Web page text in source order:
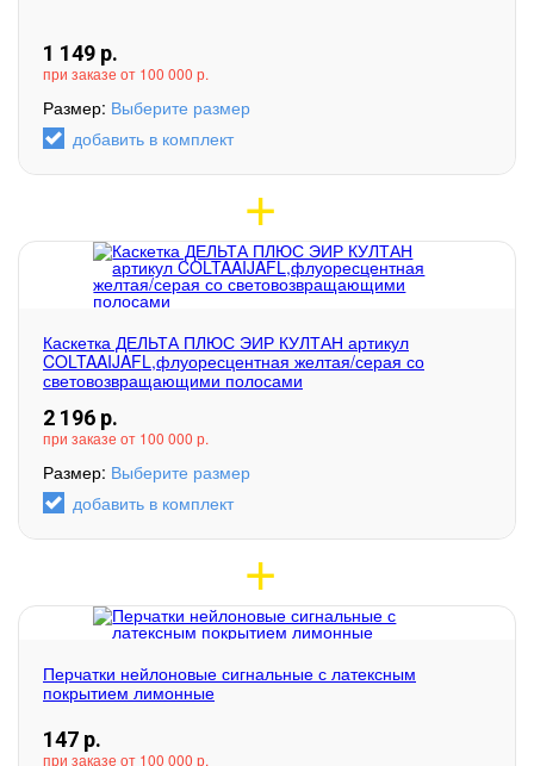
1 149 р.
при заказе от 100 000 р.
Размер: Выберите размер
добавить в комплект
Каскетка ДЕЛЬТА ПЛЮС ЭИР КУЛТАН артикул
COLTAAIJAFL,флуоресцентная желтая/серая со
световозвращающими полосами
2 196 р.
при заказе от 100 000 р.
Размер: Выберите размер
добавить в комплект
Перчатки нейлоновые сигнальные с латексным
покрытием лимонные
147 р.
при заказе от 100 000 р.